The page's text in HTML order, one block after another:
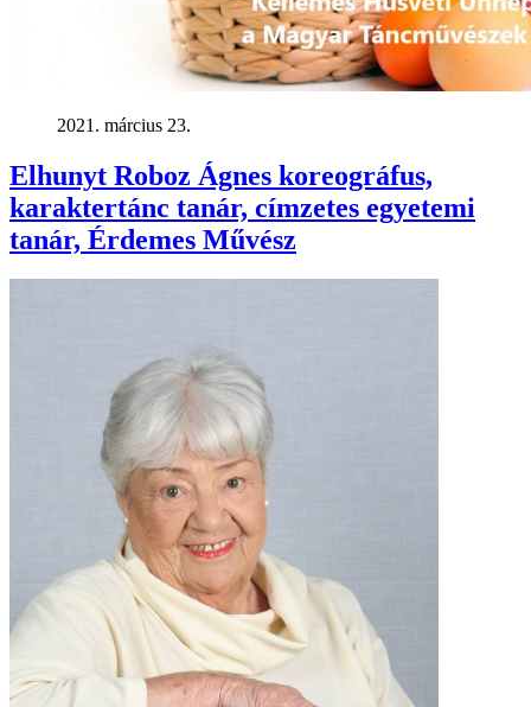
2021. március 23.
Elhunyt Roboz Ágnes koreográfus,
karaktertánc tanár, címzetes egyetemi
tanár, Érdemes Művész